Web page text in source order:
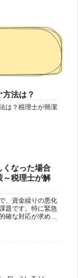
方法は？
は？税理士が簡潔
くなった場合
～税理士が解
、資金繰りの悪化
題です。特に緊急
確な対応が求めら